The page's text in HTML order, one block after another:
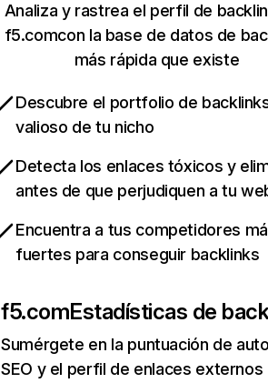
Analiza y rastrea el perfil de
f5.comcon la base de datos de
más rápida que existe
Descubre el portfolio de
valioso de tu nicho
Detecta los enlaces tóxicos y
antes de que perjudiquen a tu
Encuentra a tus competidores
fuertes para conseguir backlinks
f5.comEstadísticas de
Sumérgete en la puntuación de
SEO y el perfil de enlaces externos